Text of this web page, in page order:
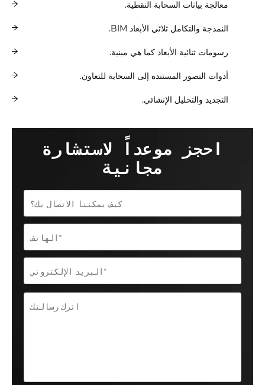
معالجة بيانات السحابة النقطية.
النمذجة والتكامل ثلاثي الأبعاد BIM.
رسومات ثنائية الأبعاد كما هي مبنية.
أدوات التصور المستندة إلى السحابة للتعاون.
التجديد والتحليل الإنشائي.
احجز موعداً لاستشارة
مجانية